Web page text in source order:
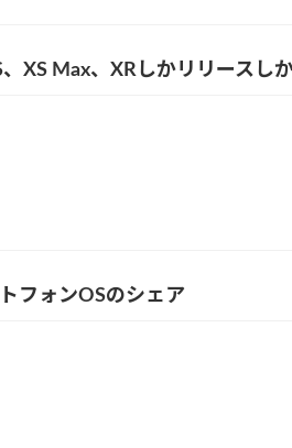
XS Max、XRしかリリースし
フォンOSのシェア